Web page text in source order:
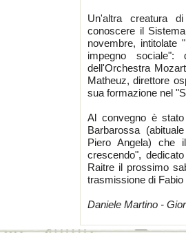
Un'altra creatura
conoscere il
novembre, intitolate
impegno sociale":
dell'Orchestra
Matheuz, direttore
sua formazione nel
Al convegno è
Barbarossa
Piero Angela) che
crescendo",
Raitre il prossimo
trasmissione di
Daniele Martino -